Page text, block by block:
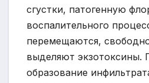
сгустки, патогенную
воспалительного
перемещаются,
выделяют экзотоксины.
образование